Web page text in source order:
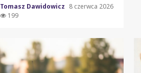
Tomasz Dawidowicz 8 czerwca 2026
199